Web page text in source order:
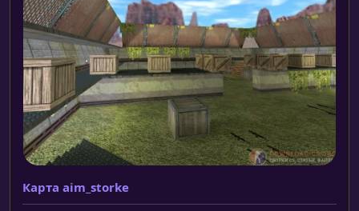
Карта aim_storke